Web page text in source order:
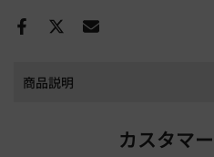
商品説明
カスタマ